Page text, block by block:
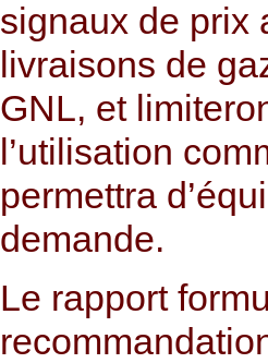
signaux de prix
livraisons de
GNL, et
l’utilisation
permettra
demande.
Le rapport